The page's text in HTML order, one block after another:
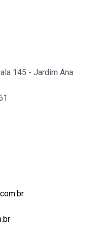
145 - Jardim Ana